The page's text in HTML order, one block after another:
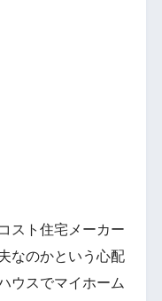
スト住宅メーカー
なのかという心配
ウスでマイホーム